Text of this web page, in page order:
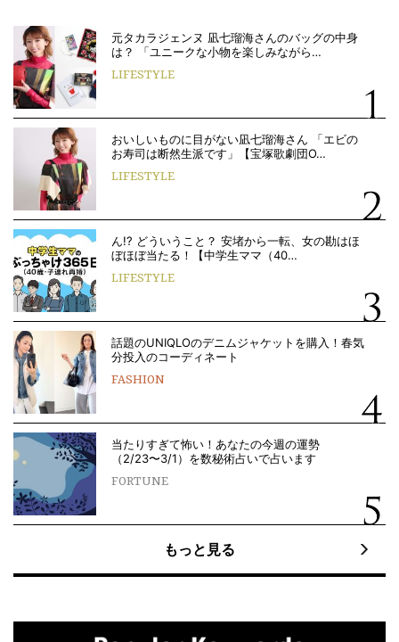
元タカラジェンヌ 凪七瑠海さんのバッグの中身
は？ 「ユニークな小物を楽しみながら…
LIFESTYLE
おいしいものに目がない凪七瑠海さん 「エビの
お寿司は断然生派です」【宝塚歌劇団O…
LIFESTYLE
ん!? どういうこと？ 安堵から一転、女の勘はほ
ぼほぼ当たる！【中学生ママ（40…
LIFESTYLE
話題のUNIQLOのデニムジャケットを購入！春気
分投入のコーディネート
FASHION
当たりすぎて怖い！あなたの今週の運勢
（2/23〜3/1）を数秘術占いで占います
FORTUNE
もっと見る